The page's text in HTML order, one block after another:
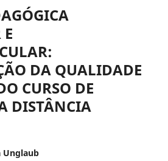
DA QUALIDADE
CURSO DE
DISTÂNCIA
Unglaub